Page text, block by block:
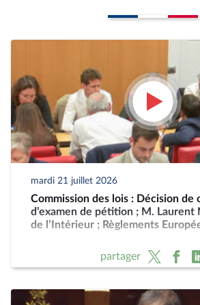
mardi 21 juillet 2026
Commission des lois : Décision de
d’examen de pétition ; M. Laurent
de l’Intérieur ; Règlements
partager